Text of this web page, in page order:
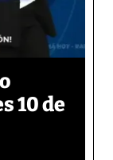
10 de